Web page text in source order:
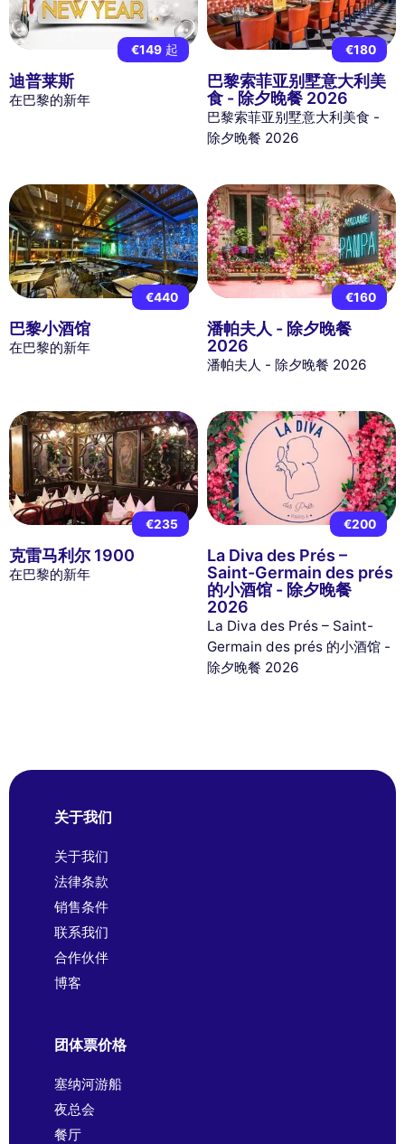
€149 起
迪普莱斯
在巴黎的新年
€180
巴黎索菲亚别墅意大利美
食 - 除夕晚餐 2026
巴黎索菲亚别墅意大利美食 -
除夕晚餐 2026
€440
巴黎小酒馆
在巴黎的新年
€160
潘帕夫人 - 除夕晚餐
2026
潘帕夫人 - 除夕晚餐 2026
€235
克雷马利尔 1900
在巴黎的新年
€200
La Diva des Prés –
Saint-Germain des prés
的小酒馆 - 除夕晚餐
2026
La Diva des Prés – Saint-
Germain des prés 的小酒馆 -
除夕晚餐 2026
关于我们
关于我们
法律条款
销售条件
联系我们
合作伙伴
博客
团体票价格
塞纳河游船
夜总会
餐厅